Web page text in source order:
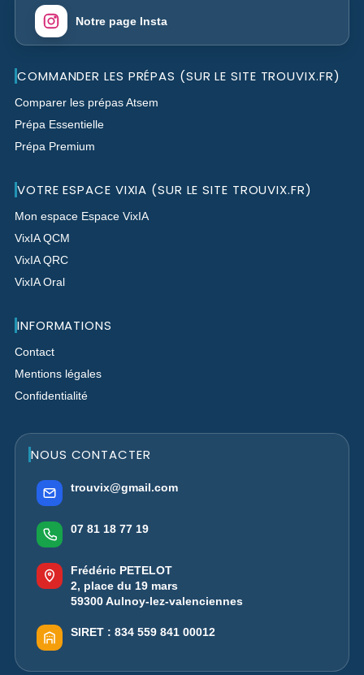
Notre page Insta
COMMANDER LES PRÉPAS (SUR LE SITE TROUVIX.FR)
Comparer les prépas Atsem
Prépa Essentielle
Prépa Premium
VOTRE ESPACE VIXIA (SUR LE SITE TROUVIX.FR)
Mon espace Espace VixIA
VixIA QCM
VixIA QRC
VixIA Oral
INFORMATIONS
Contact
Mentions légales
Confidentialité
NOUS CONTACTER
trouvix@gmail.com
07 81 18 77 19
Frédéric PETELOT
2, place du 19 mars
59300 Aulnoy-lez-valenciennes
SIRET : 834 559 841 00012